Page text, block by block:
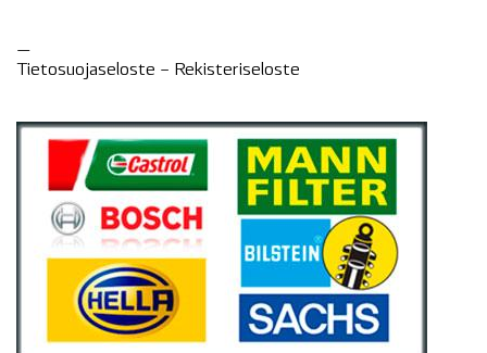
—
Tietosuojaseloste – Rekisteriseloste